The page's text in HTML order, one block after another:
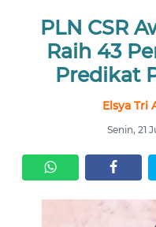
PLN CSR
Raih 43
Predikat
Elsya Tri
Senin, 21
UTAMA
NUSANTARA
SERBA-
SERBI